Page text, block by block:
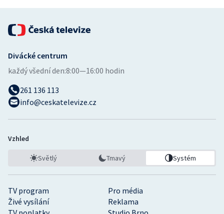
TV program
Pro média
Živé vysílání
Reklama
Divácké centrum
každý všední den:8:00—16:00 hodin
261 136 113
info@ceskatelevize.cz
Vzhled
Světlý Tmavý Systém